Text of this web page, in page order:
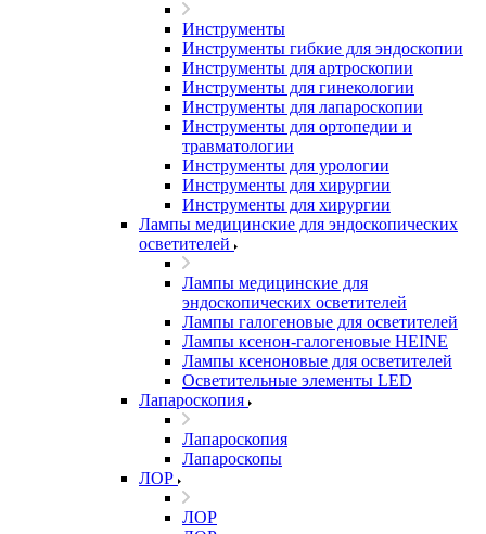
Инструменты
Инструменты гибкие для эндоскопии
Инструменты для артроскопии
Инструменты для гинекологии
Инструменты для лапароскопии
Инструменты для ортопедии и
травматологии
Инструменты для урологии
Инструменты для хирургии
Инструменты для хирургии
Лампы медицинские для эндоскопических
осветителей
Лампы медицинские для
эндоскопических осветителей
Лампы галогеновые для осветителей
Лампы ксенон-галогеновые HEINE
Лампы ксеноновые для осветителей
Осветительные элементы LED
Лапароскопия
Лапароскопия
Лапароскопы
ЛОР
ЛОР